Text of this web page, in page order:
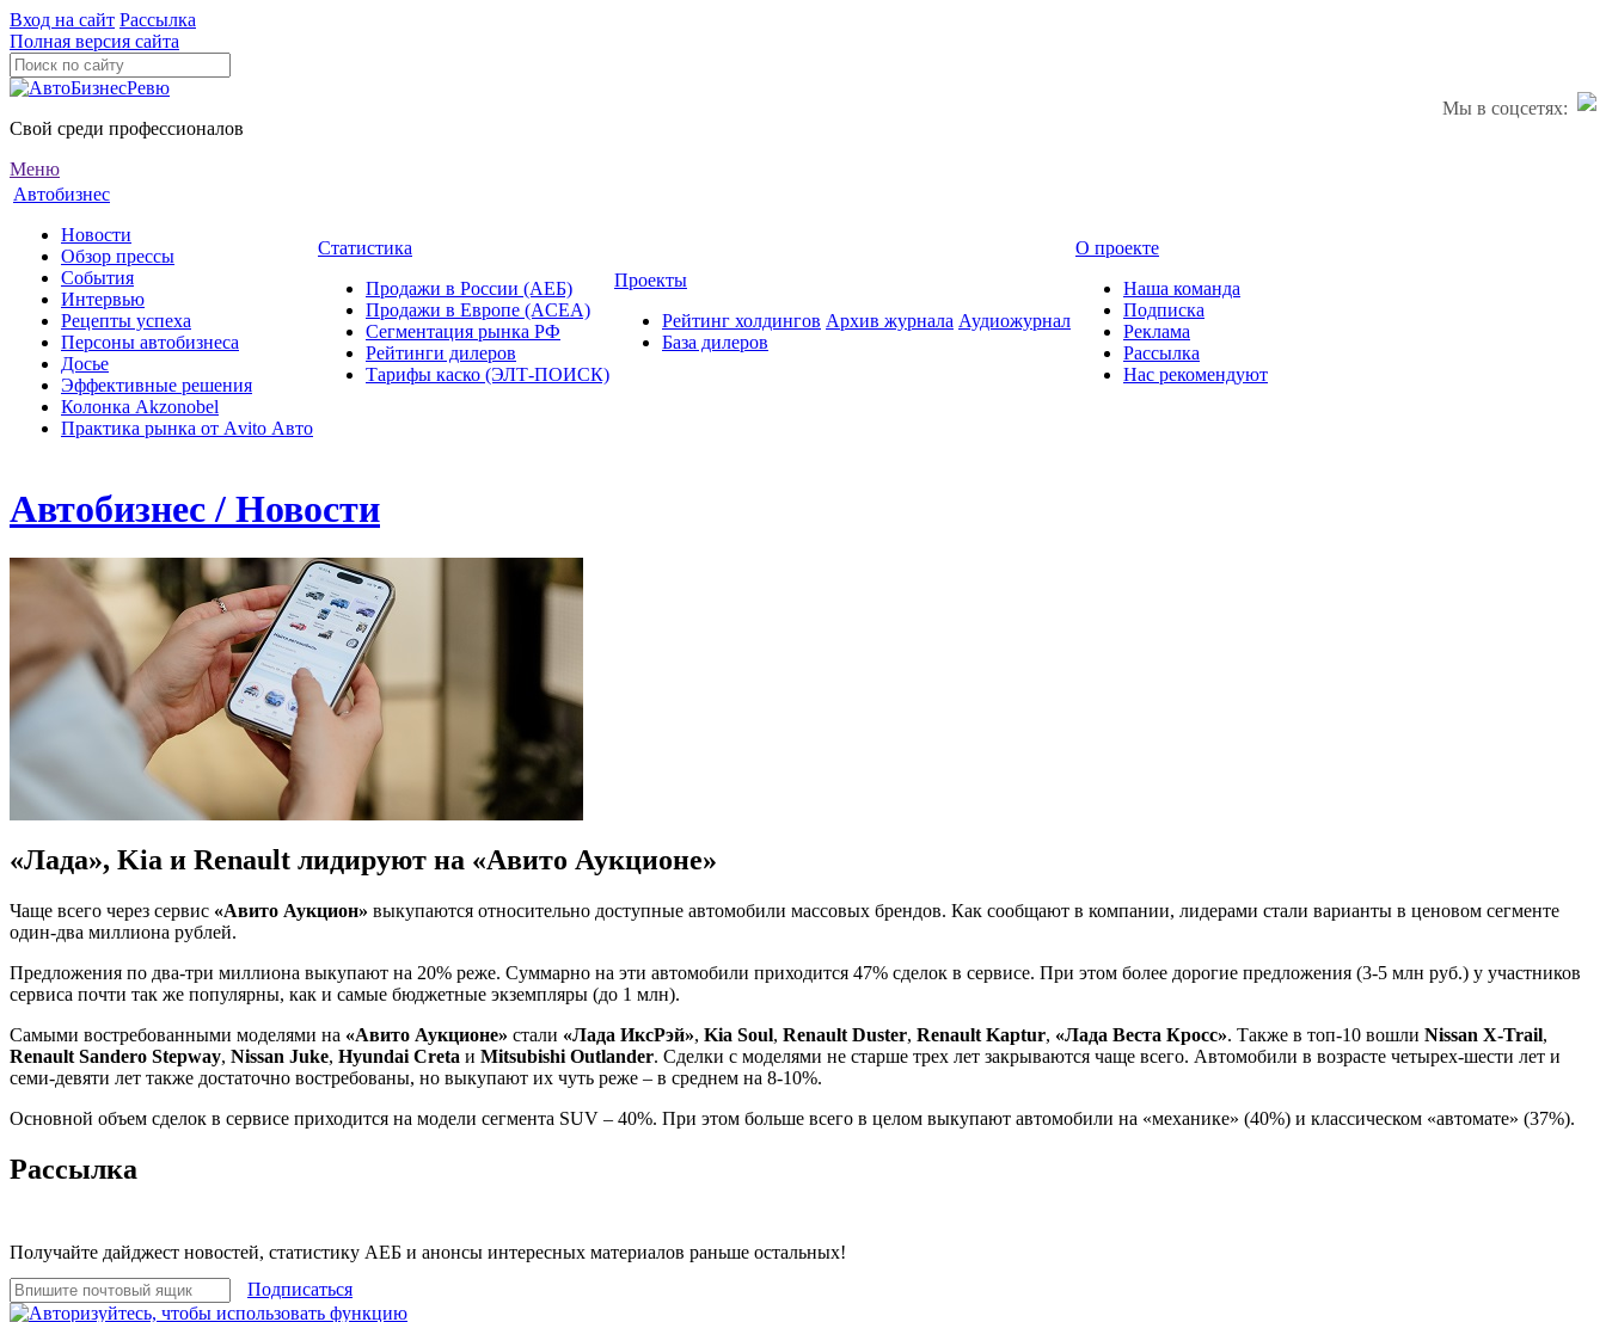
Вход на сайт Рассылка
Полная версия сайта
Мы в соцсетях:
Свой среди профессионалов
Меню
Автобизнес
Новости
Обзор прессы
События
Интервью
Рецепты успеха
Персоны автобизнеса
Досье
Эффективные решения
Колонка Akzonobel
Практика рынка от Аvito Авто
Статистика
Продажи в России (АЕБ)
Продажи в Европе (ACEA)
Сегментация рынка РФ
Рейтинги дилеров
Тарифы каско (ЭЛТ-ПОИСК)
Проекты
Рейтинг холдингов
База дилеров
Архив журнала Аудиожурнал
О проекте
Наша команда
Подписка
Реклама
Рассылка
Нас рекомендуют
Автобизнес / Новости
«Лада», Kia и Renault лидируют на «Авито Аукционе»
Чаще всего через сервис «Авито Аукцион» выкупаются относительно доступные автомобили массовых брендов. Как сообщают в компании, лидерами стали варианты в ценовом сегменте
один-два миллиона рублей.
Предложения по два-три миллиона выкупают на 20% реже. Суммарно на эти автомобили приходится 47% сделок в сервисе. При этом более дорогие предложения (3-5 млн руб.) у участников
сервиса почти так же популярны, как и самые бюджетные экземпляры (до 1 млн).
Самыми востребованными моделями на «Авито Аукционе» стали «Лада ИксРэй», Kia Soul, Renault Duster, Renault Kaptur, «Лада Веста Кросс». Также в топ-10 вошли Nissan X-Trail,
Renault Sandero Stepway, Nissan Juke, Hyundai Creta и Mitsubishi Outlander. Сделки с моделями не старше трех лет закрываются чаще всего. Автомобили в возрасте четырех-шести лет и
семи-девяти лет также достаточно востребованы, но выкупают их чуть реже – в среднем на 8-10%.
Основной объем сделок в сервисе приходится на модели сегмента SUV – 40%. При этом больше всего в целом выкупают автомобили на «механике» (40%) и классическом «автомате» (37%).
Рассылка
Получайте дайджест новостей, статистику АЕБ и анонсы интересных материалов раньше остальных!
Подписаться